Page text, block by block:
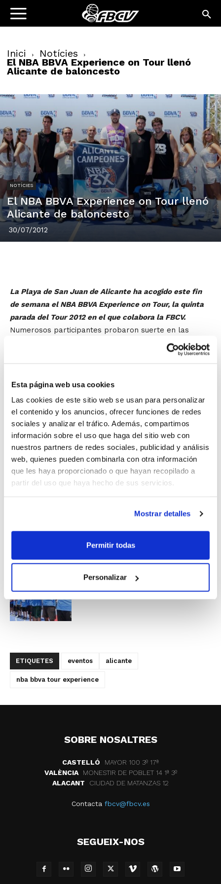
Esta página web usa cookies
Las cookies de este sitio web se usan para personalizar
el contenido y los anuncios, ofrecer funciones de redes
sociales y analizar el tráfico. Además, compartimos
información sobre el uso que haga del sitio web con
nuestros partners de redes sociales, publicidad y análisis
web, quienes pueden combinarla con otra información
que les haya proporcionado o que hayan recopilado a
partir del uso que haya hecho de sus servicios.
Mostrar detalles
Permitir todas
Personalizar
Inici Notícies
El NBA BBVA Experience on Tour llenó
Alicante de baloncesto
NOTÍCIES
El NBA BBVA Experience on Tour llenó
Alicante de baloncesto
30/07/2012
La Playa de San Juan de Alicante ha acogido este fin
de semana el NBA BBVA Experience on Tour, la quinta
parada del Tour 2012 en el que colabora la FBCV.
Numerosos participantes probaron suerte en las
diferentes competiciones y concursos programados
por la organización, y a los que asistió también la
Los ganadores de la categoría OPEN se
llevan también el premio de jugar la final
del Circuito, prevista para el mes de
Octubre en Barcelona, con motivo de la
visita de Dallas Mavericks a España.
ETIQUETES eventos alicante
nba bbva tour experience
SOBRE NOSALTRES
CASTELLÓ
MAYOR 100 3º 17ª
VALÈNCIA
MONESTIR DE POBLET 14 1ª 3º
ALACANT
CIUDAD DE MATANZAS 12
Contacta fbcv@fbcv.es
SEGUEIX-NOS